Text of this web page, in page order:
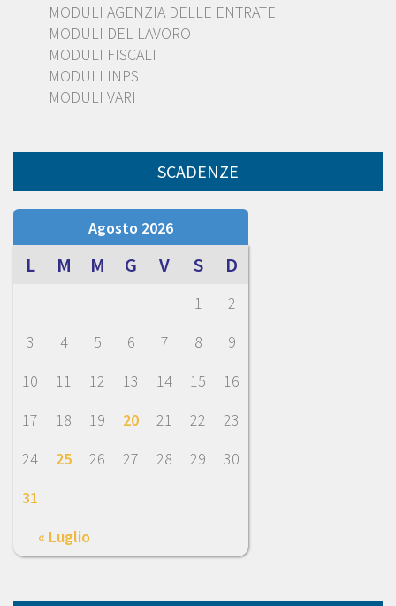
MODULI AGENZIA DELLE ENTRATE
MODULI DEL LAVORO
MODULI FISCALI
MODULI INPS
MODULI VARI
SCADENZE
Agosto 2026
L M M G V S D
« Luglio
1
2
3
4 5 6 7 8
9
10
11 12 13 14 15
16
17
18 19 20 21 22
23
24
25 26 27 28 29
30
31